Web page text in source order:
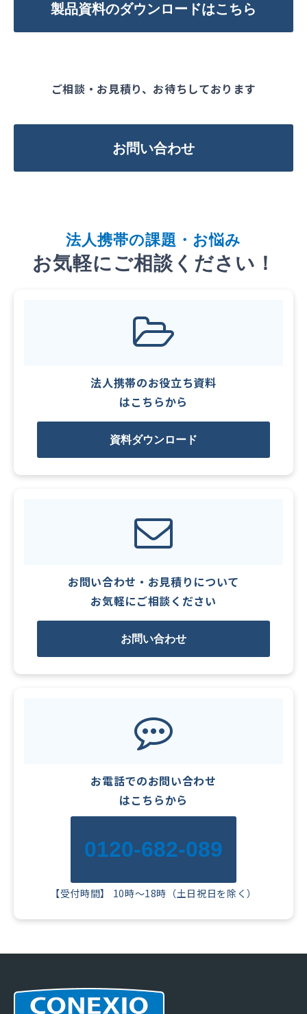
製品資料のダウンロードはこちら
ご相談・お見積り、お待ちしております
お問い合わせ
法人携帯の課題・お悩み
お気軽にご相談ください！
法人携帯のお役立ち資料
はこちらから
資料ダウンロード
お問い合わせ・お見積りについて
お気軽にご相談ください
お問い合わせ
お電話でのお問い合わせ
はこちらから
0120-682-089
【受付時間】 10時～18時（土日祝日を除く）